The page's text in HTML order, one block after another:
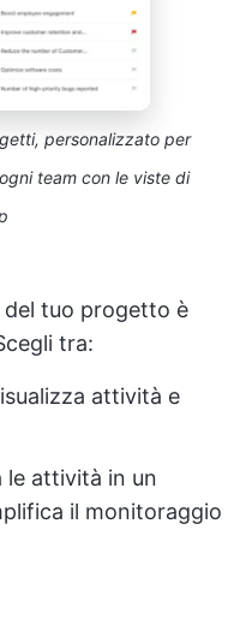
personalizzato per
team con le viste di
tuo progetto è
tra:
attività e
le attività in un
il monitoraggio